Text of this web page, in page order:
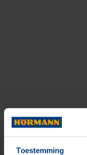
Toestemming